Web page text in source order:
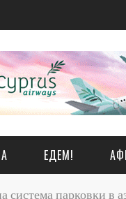
ЕДЕМ!
система парковки в